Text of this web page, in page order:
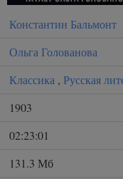
Константин Бальмонт
Ольга Голованова
Классика , Русская
1903
02:23:01
131.3 Мб